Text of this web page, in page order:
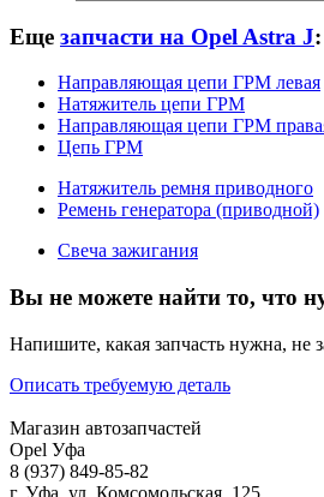
Еще запчасти на Opel Astra J:
Направляющая цепи ГРМ левая
Натяжитель цепи ГРМ
Направляющая цепи ГРМ
Цепь ГРМ
Натяжитель ремня приводного
Ремень генератора (приводной)
Свеча зажигания
Вы не можете найти то, что
Напишите, какая запчасть нужна, не
Описать требуемую деталь
Магазин автозапчастей
Opel Уфа
8 (937) 849-85-82
г. Уфа, ул. Комсомольская, 125